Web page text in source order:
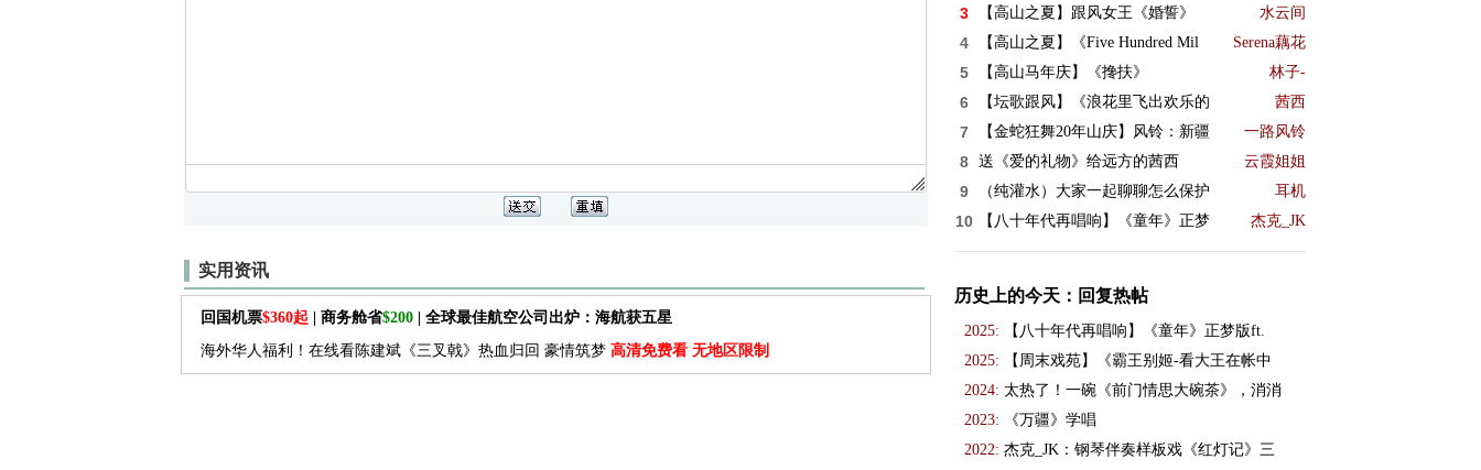
实用资讯
回国机票$360起 | 商务舱省$200| 全球最佳航空公司出炉：海航获五星
海外华人福利！在线看陈建斌《三叉戟》热血归回 豪情筑梦 高清免费看 无地区限制
3 【高山之夏】跟风女王《婚誓》 水云间
4 【高山之夏】《Five Hundred Mil Serena藕花
5 【高山马年庆】《搀扶》 林子-
6 【坛歌跟风】《浪花里飞出欢乐的 茜西
7 【金蛇狂舞20年山庆】风铃：新疆 一路风铃
8 送《爱的礼物》给远方的茜西 云霞姐姐
9 （纯灌水）大家一起聊聊怎么保护 耳机
10 【八十年代再唱响】《童年》正梦 杰克_JK
历史上的今天：回复热帖
2025:
【八十年代再唱响】《童年》正梦版ft.
2025:
【周末戏苑】《霸王别姬-看大王在帐中
2024: 太热了！一碗《前门情思大碗茶》，消消
2023:
《万疆》学唱
2022: 杰克_JK：钢琴伴奏样板戏《红灯记》三